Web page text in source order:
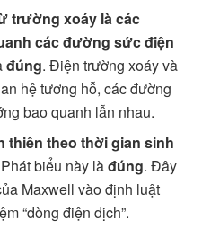
trường xoáy là các
các đường sức điện
đúng. Điện trường xoáy và
hệ tương hỗ, các đường
bao quanh lẫn nhau.
thiên theo thời gian sinh
Phát biểu này làđúng. Đây
Maxwell vào định luật
“dòng điện dịch”.